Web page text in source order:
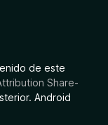
de este
Share-
Android